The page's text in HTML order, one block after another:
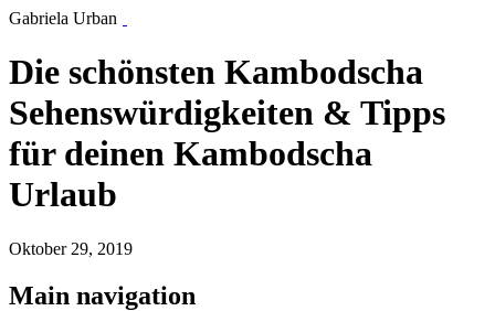
Gabriela Urban
Die schönsten Kambodscha
Sehenswürdigkeiten & Tipps
für deinen Kambodscha
Urlaub
Oktober 29, 2019
Main navigation